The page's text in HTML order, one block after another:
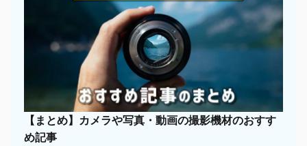
【まとめ】カメラや写真・動画の撮影機材のおすす
め記事